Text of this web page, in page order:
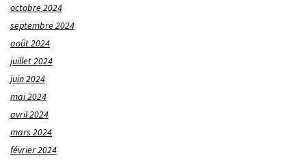
octobre 2024
septembre 2024
août 2024
juillet 2024
juin 2024
mai 2024
avril 2024
mars 2024
février 2024